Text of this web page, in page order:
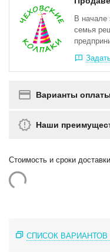
В начале
семья
Варианты оплаты
Наши
Стоимость и сроки
СПИСОК ВАРИАНТОВ